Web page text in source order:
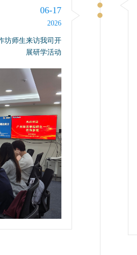
06-17
2026
坊师生来访我司开
展研学活动